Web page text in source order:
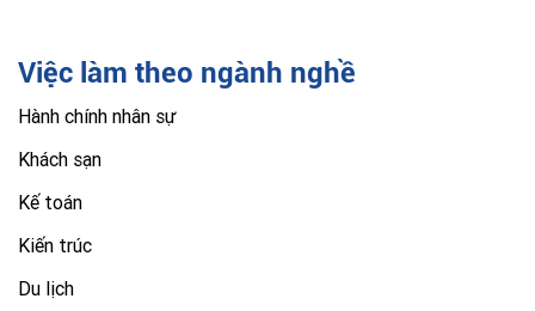
Việc làm theo ngành nghề
Hành chính nhân sự
Khách sạn
Kế toán
Kiến trúc
Du lịch